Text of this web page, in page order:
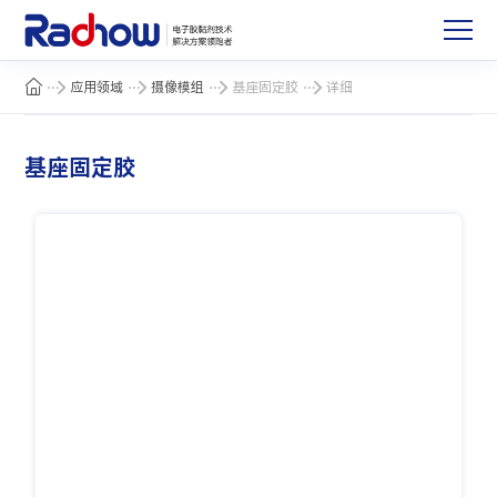
应用领域 摄像模组 基座固定胶 详细
基座固定胶